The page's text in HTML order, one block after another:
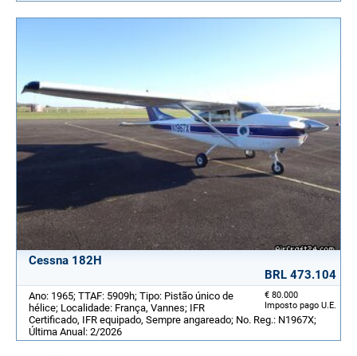
Cessna 182H
BRL 473.104
€ 80.000
Imposto pago U.E.
Ano: 1965; TTAF: 5909h; Tipo: Pistão único de
hélice; Localidade: França, Vannes; IFR
Certificado, IFR equipado, Sempre angareado; No. Reg.: N1967X;
Última Anual: 2/2026